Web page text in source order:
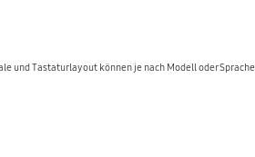
und Tastaturlayout können je nach Modell oder